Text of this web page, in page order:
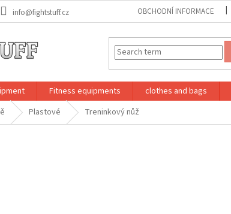
info@fightstuff.cz OBCHODNÍ INFORMACE
Fitness equipments clothes and bags
Plastové Treninkový nůž